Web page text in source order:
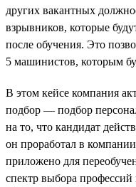
других вакантных
взрывников, которые
после обучения. Это
5 машинистов, которым
В этом кейсе компания
подбор — подбор
на то, что кандидат
он проработал в
приложено для
спектр выбора